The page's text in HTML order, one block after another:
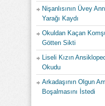
Nişanlısının Üvey
Yarağı Kaydı
Okuldan Kaçan
Götten Sikti
Liseli Kızın
Okudu
Arkadaşının Olgun
Boşalmasını İstedi